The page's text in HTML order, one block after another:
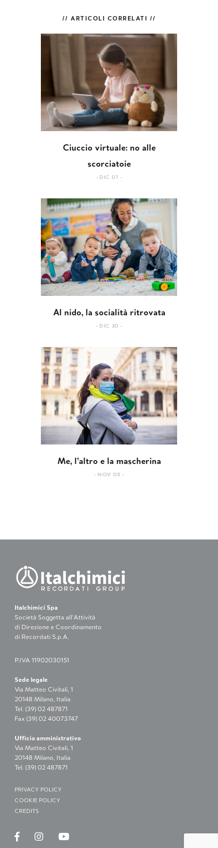
// ARTICOLI CORRELATI //
Ciuccio virtuale: no alle
scorciatoie
DIC 01
Al nido, la socialità ritrovata
DIC 30
Me, l’altro e la mascherina
NOV 05
Italchimici Spa
Società Soggetta all’Attività
di Direzione e Coordinamento
di Recordati S.p.A.
P.IVA 11902030151
Sede legale
Via Matteo Civitali, 1
20148 Milano, Italia
Tel. (39) 02 487871
Fax (39) 02 40073747
Ufficio amministrativo
Via Matteo Civitali, 1
20148 Milano, Italia
Tel. (39) 02 487871
PRIVACY POLICY
COOKIE POLICY
CREDITS